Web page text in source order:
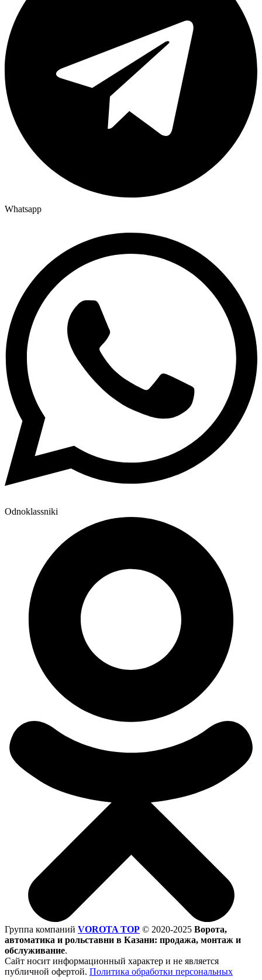
Whatsapp
Odnoklassniki
Группа компаний VOROTA TOP © 2020-2025 Ворота,
автоматика и рольставни в Казани: продажа, монтаж и
обслуживание.
Сайт носит информационный характер и не является
публичной офертой. Политика обработки персональных